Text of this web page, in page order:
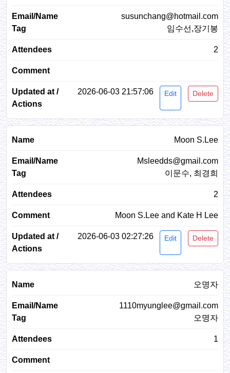
susunchang@hotmail.com
임수선,장기봉
2
2026-06-03 21:57:06 Edit Delete
Moon S.Lee
Msleedds@gmail.com
이문수, 최경희
2
Moon S.Lee and Kate H Lee
2026-06-03 02:27:26 Edit Delete
오명자
1110myunglee@gmail.com
오명자
1